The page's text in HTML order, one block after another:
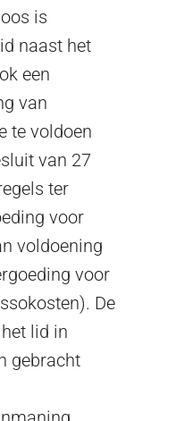
is
naast het
een
van
te voldoen
van 27
ter
voor
voldoening
voor
De
lid in
gebracht